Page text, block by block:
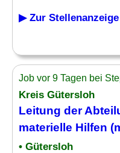
▶ Zur Stellenanzeige
Job vor 9 Tagen bei
Kreis Gütersloh
Leitung der
materielle Hilfen
• Gütersloh